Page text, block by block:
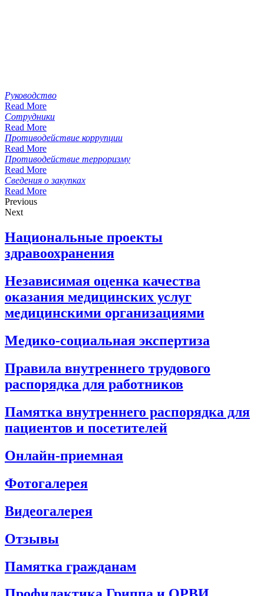
Руководство
Read More
Сотрудники
Read More
Противодействие коррупции
Read More
Противодействие терроризму
Read More
Сведения о закупках
Read More
Previous
Next
Национальные проекты
здравоохранения
Независимая оценка качества
оказания медицинских услуг
медицинскими организациями
Медико-социальная экспертиза
Правила внутреннего трудового
распорядка для работников
Памятка внутреннего распорядка для
пациентов и посетителей
Онлайн-приемная
Фотогалерея
Видеогалерея
Отзывы
Памятка гражданам